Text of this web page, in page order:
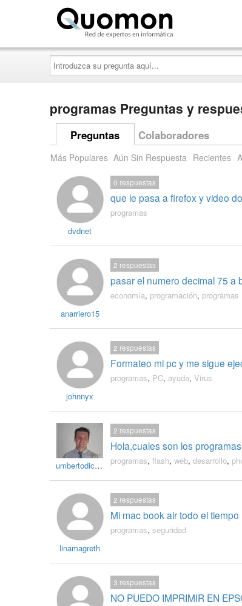
Introduzca
su
pregunta
aquí...
programas Preguntas y
Preguntas Colaboradores
Más Populares Aún Sin Respuesta Recientes
dvdnet
que le pasa a firefox y video
0 respuestas
programas
anarriero15
pasar el numero decimal 75 a
2 respuestas
economía, programación, programas
johnnyx
Formateo mi pc y me sigue
2 respuestas
programas, PC, ayuda, Virus
umbertodicandia
Hola,cuales son los
2 respuestas
programas, flash, web, desarrollo,
linamagreth
Mi mac book air todo el
2 respuestas
programas, seguridad
NO PUEDO IMPRIMIR EN
3 respuestas